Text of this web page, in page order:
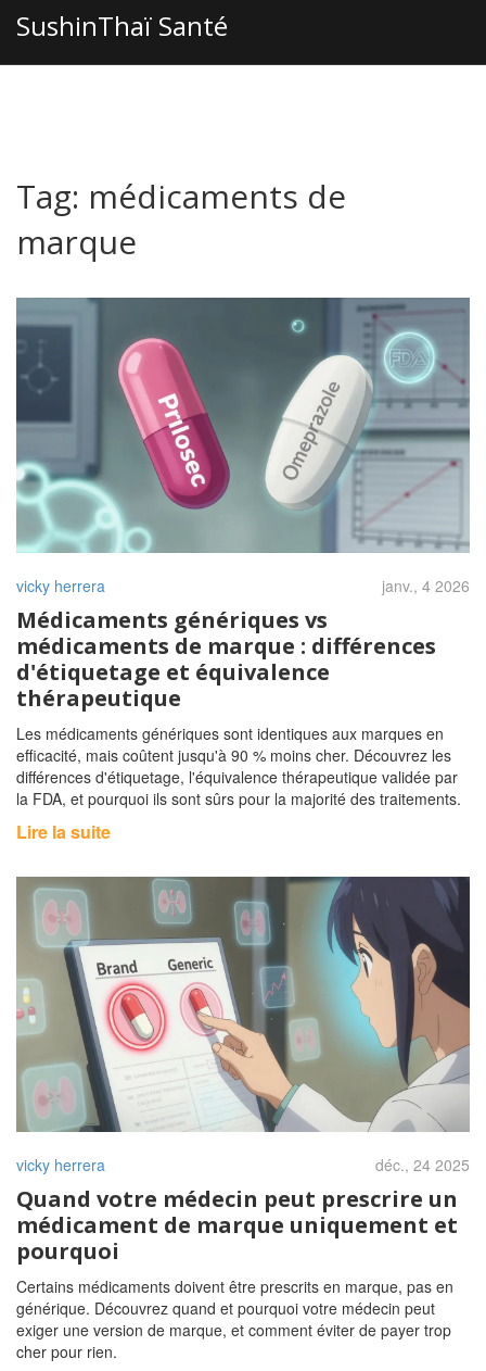
SushinThaï Santé
Tag: médicaments de
marque
vicky herrera janv., 4 2026
Médicaments génériques vs
médicaments de marque : différences
d'étiquetage et équivalence
thérapeutique
Les médicaments génériques sont identiques aux marques en
efficacité, mais coûtent jusqu'à 90 % moins cher. Découvrez les
différences d'étiquetage, l'équivalence thérapeutique validée par
la FDA, et pourquoi ils sont sûrs pour la majorité des traitements.
Lire la suite
vicky herrera déc., 24 2025
Quand votre médecin peut prescrire un
médicament de marque uniquement et
pourquoi
Certains médicaments doivent être prescrits en marque, pas en
générique. Découvrez quand et pourquoi votre médecin peut
exiger une version de marque, et comment éviter de payer trop
cher pour rien.